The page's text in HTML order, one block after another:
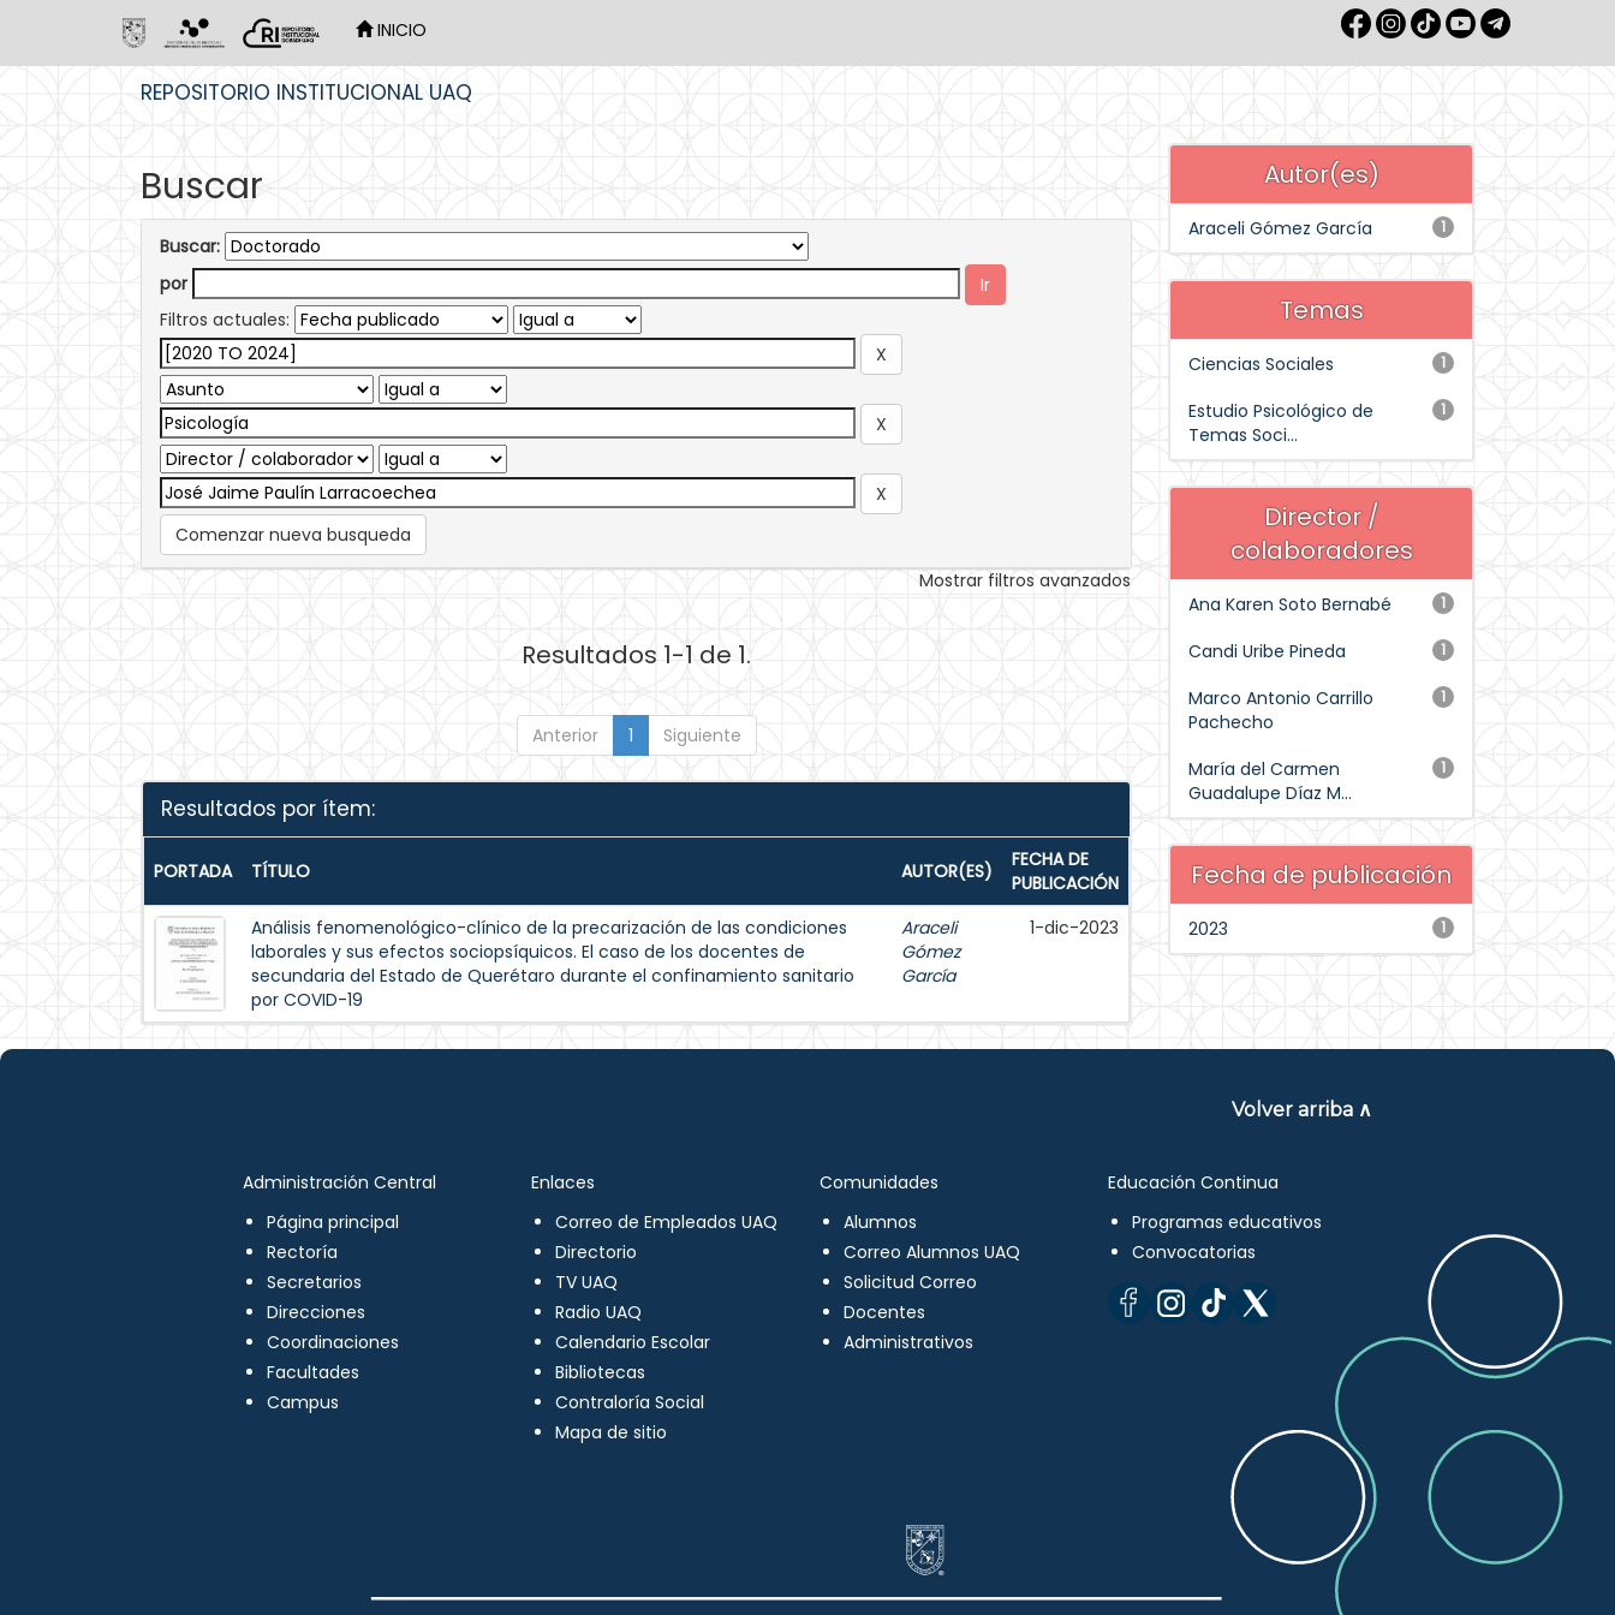
INICIO
REPOSITORIO INSTITUCIONAL UAQ
Buscar
Buscar:
por
Filtros actuales:
Comenzar nueva busqueda
Mostrar filtros avanzados
Resultados 1-1 de 1.
Anterior 1 Siguiente
Resultados por ítem:
PORTADA TÍTULO AUTOR(ES)
FECHA DE
PUBLICACIÓN
Análisis fenomenológico-clínico de la precarización de las condiciones
laborales y sus efectos sociopsíquicos. El caso de los docentes de
secundaria del Estado de Querétaro durante el confinamiento sanitario
por COVID-19
Araceli
Gómez
García
1-dic-2023
Autor(es)
1
Araceli Gómez García
Temas
1
Ciencias Sociales
1
Estudio Psicológico de
Temas Soci...
Director /
colaboradores
1
Ana Karen Soto Bernabé
1
Candi Uribe Pineda
1
Marco Antonio Carrillo
Pachecho
1
María del Carmen
Guadalupe Díaz M...
Fecha de publicación
1
2023
Volver arriba ∧
Administración Central
Página principal
Rectoría
Secretarios
Direcciones
Coordinaciones
Facultades
Campus
Enlaces
Correo de Empleados UAQ
Directorio
TV UAQ
Radio UAQ
Calendario Escolar
Bibliotecas
Contraloría Social
Mapa de sitio
Comunidades
Alumnos
Correo Alumnos UAQ
Solicitud Correo
Docentes
Administrativos
Educación Continua
Programas educativos
Convocatorias